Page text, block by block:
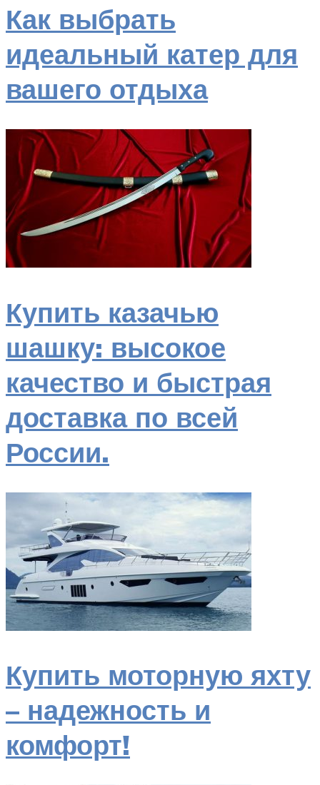
Как выбрать
идеальный катер для
вашего отдыха
Купить казачью
шашку: высокое
качество и быстрая
доставка по всей
России.
Купить моторную яхту
– надежность и
комфорт!